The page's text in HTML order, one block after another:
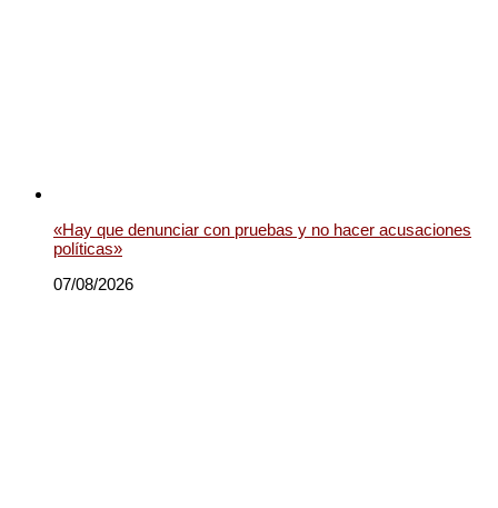
«Hay que denunciar con pruebas y no hacer acusaciones
políticas»
07/08/2026